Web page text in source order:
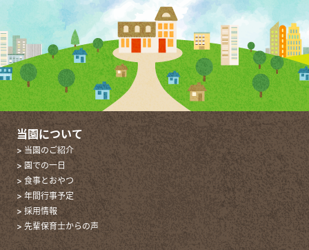
当園について
> 当園のご紹介
> 園での一日
> 食事とおやつ
> 年間行事予定
> 採用情報
> 先輩保育士からの声